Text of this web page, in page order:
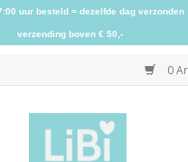
0
uur besteld = dezelfde dag
verzending boven € 50,-